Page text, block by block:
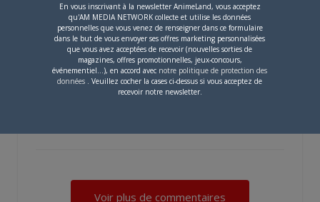
OMG, quelles excellentes nouvelles !!!
J'ai vraiment hâte de découvrir l'anime
ainsi que l'adaptation manga. Shiori
Voir plus de commentaires
En vous inscrivant à la newsletter AnimeLand, vous acceptez
qu'AM MEDIA NETWORK collecte et utilise les données
personnelles que vous venez de renseigner dans ce formulaire
dans le but de vous envoyer ses offres marketing personnalisées
que vous avez acceptées de recevoir (nouvelles sorties de
magazines, offres promotionnelles, jeux-concours,
événementiel...), en accord avec notre politique de protection des
données . Veuillez cocher la cases ci-dessus si vous acceptez de
recevoir notre newsletter.